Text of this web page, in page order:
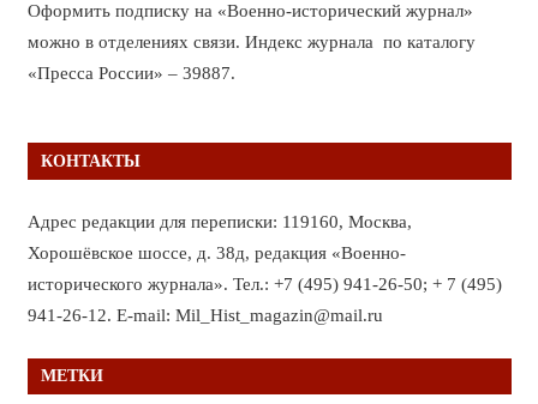
Оформить подписку на «Военно-исторический журнал»
можно в отделениях связи. Индекс журнала по каталогу
«Пресса России» – 39887.
КОНТАКТЫ
Адрес редакции для переписки: 119160, Москва,
Хорошёвское шоссе, д. 38д, редакция «Военно-
исторического журнала». Тел.: +7 (495) 941-26-50; + 7 (495)
941-26-12. E-mail: Mil_Hist_magazin@mail.ru
МЕТКИ